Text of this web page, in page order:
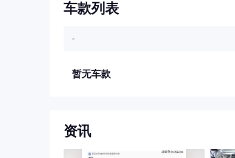
车款列表
-
暂无车款
资讯